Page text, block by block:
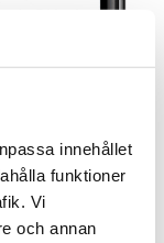
innehållet
funktioner
Vi
och annan